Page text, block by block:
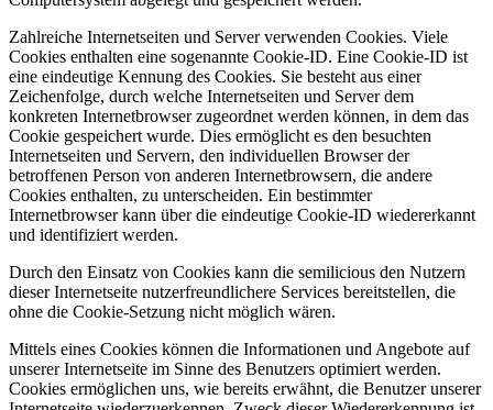
Zahlreiche Internetseiten und Server verwenden Cookies. Viele
Cookies enthalten eine sogenannte Cookie-ID. Eine Cookie-ID ist
eine eindeutige Kennung des Cookies. Sie besteht aus einer
Zeichenfolge, durch welche Internetseiten und Server dem
konkreten Internetbrowser zugeordnet werden können, in dem das
Cookie gespeichert wurde. Dies ermöglicht es den besuchten
Internetseiten und Servern, den individuellen Browser der
betroffenen Person von anderen Internetbrowsern, die andere
Cookies enthalten, zu unterscheiden. Ein bestimmter
Internetbrowser kann über die eindeutige Cookie-ID wiedererkannt
und identifiziert werden.
Durch den Einsatz von Cookies kann die semilicious den Nutzern
dieser Internetseite nutzerfreundlichere Services bereitstellen, die
ohne die Cookie-Setzung nicht möglich wären.
Mittels eines Cookies können die Informationen und Angebote auf
unserer Internetseite im Sinne des Benutzers optimiert werden.
Cookies ermöglichen uns, wie bereits erwähnt, die Benutzer unserer